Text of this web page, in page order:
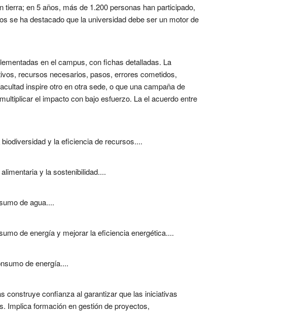
en 5 años, más de 1.200 personas han participado,
se ha destacado que la universidad debe ser un motor de
en el campus, con fichas detalladas. La
recursos necesarios, pasos, errores cometidos,
inspire otro en otra sede, o que una campaña de
el impacto con bajo esfuerzo. La el acuerdo entre
y la eficiencia de recursos....
y la sostenibilidad....
de agua....
de energía y mejorar la eficiencia energética....
de energía....
construye confianza al garantizar que las iniciativas
Implica formación en gestión de proyectos,